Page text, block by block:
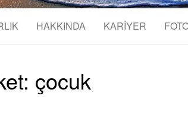
HAKKINDA KARİYER
çocuk